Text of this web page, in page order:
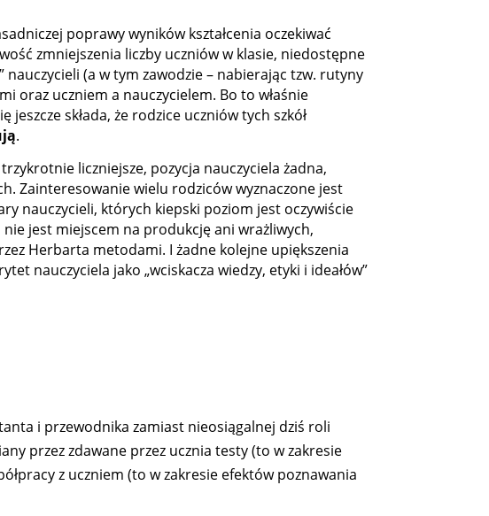
poprawy wyników kształcenia oczekiwać
zmniejszenia liczby uczniów w klasie, niedostępne
nauczycieli (a w tym zawodzie – nabierając tzw. rutyny
oraz uczniem a nauczycielem. Bo to właśnie
składa, że rodzice uczniów tych szkół
.
liczniejsze, pozycja nauczyciela żadna,
Zainteresowanie wielu rodziców wyznaczone jest
nauczycieli, których kiepski poziom jest oczywiście
jest miejscem na produkcję ani wrażliwych,
Herbarta metodami. I żadne kolejne upiększenia
nauczyciela jako „wciskacza wiedzy, etyki i ideałów”
i przewodnika zamiast nieosiągalnej dziś roli
przez zdawane przez ucznia testy (to w zakresie
z uczniem (to w zakresie efektów poznawania